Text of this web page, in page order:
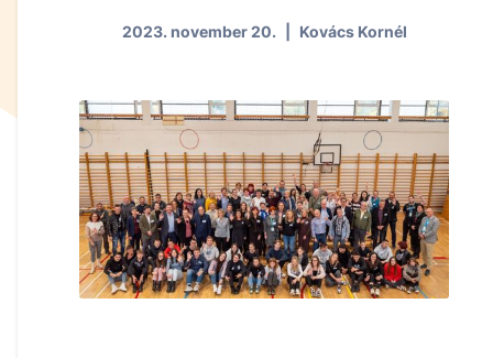
2023. november 20. Kovács Kornél